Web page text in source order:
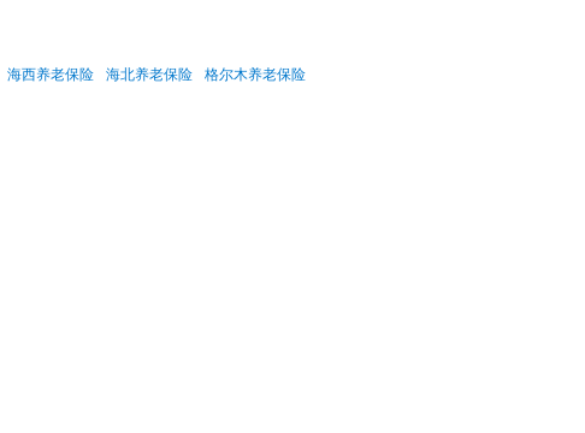
海西养老保险 海北养老保险 格尔木养老保险